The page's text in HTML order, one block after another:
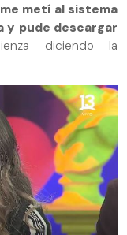
metí al sistema
y pude descargar
diciendo la